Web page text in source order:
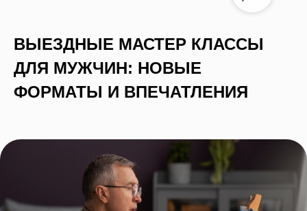
ВЫЕЗДНЫЕ МАСТЕР КЛАССЫ
ДЛЯ МУЖЧИН: НОВЫЕ
ФОРМАТЫ И ВПЕЧАТЛЕНИЯ